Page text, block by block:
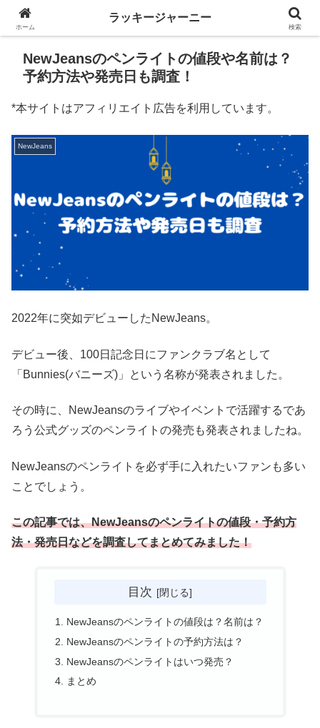
NewJeansのペンライトの値段や名前は？
予約方法や発売日も調査！
*本サイトはアフィリエイト広告を利用しています。
NewJeans
2022年に突如デビューしたNewJeans。
デビュー後、100日記念日にファンクラブ名として
「Bunnies(バニーズ)」という名称が発表されました。
その時に、NewJeansのライブやイベントで活躍するであ
ろう公式グッズのペンライトの発売も発表されましたね。
NewJeansのペンライトを必ず手に入れたいファンも多い
ことでしょう。
この記事では、NewJeansのペンライトの値段・予約方
法・発売日などを調査してまとめてみました！
目次
NewJeansのペンライトの値段は？名前は？
NewJeansのペンライトの予約方法は？
NewJeansのペンライトはいつ発売？
まとめ
ホーム
ラッキージャーニー
検索